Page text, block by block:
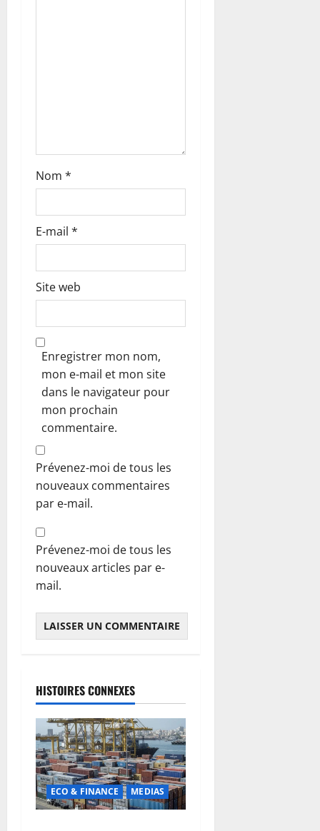
c
l
e
Nom *
E-mail *
Site web
Enregistrer mon nom,
mon e-mail et mon site
dans le navigateur pour
mon prochain
commentaire.
Prévenez-moi de tous les
nouveaux commentaires
par e-mail.
Prévenez-moi de tous les
nouveaux articles par e-
mail.
HISTOIRES CONNEXES
ECO & FINANCE MEDIAS